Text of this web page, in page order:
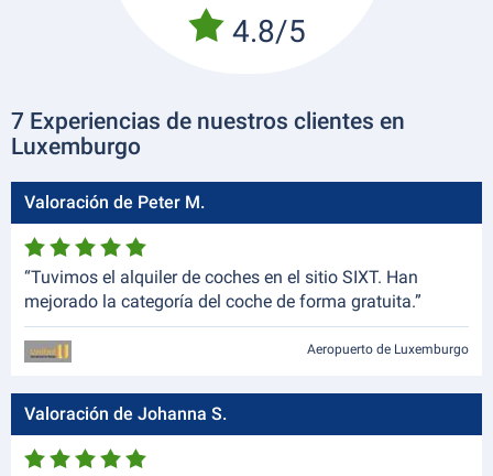
4.8/5
7 Experiencias de nuestros clientes en
Luxemburgo
Valoración de Peter M.
“Tuvimos el alquiler de coches en el sitio SIXT. Han
mejorado la categoría del coche de forma gratuita.”
Aeropuerto de Luxemburgo
Valoración de Johanna S.